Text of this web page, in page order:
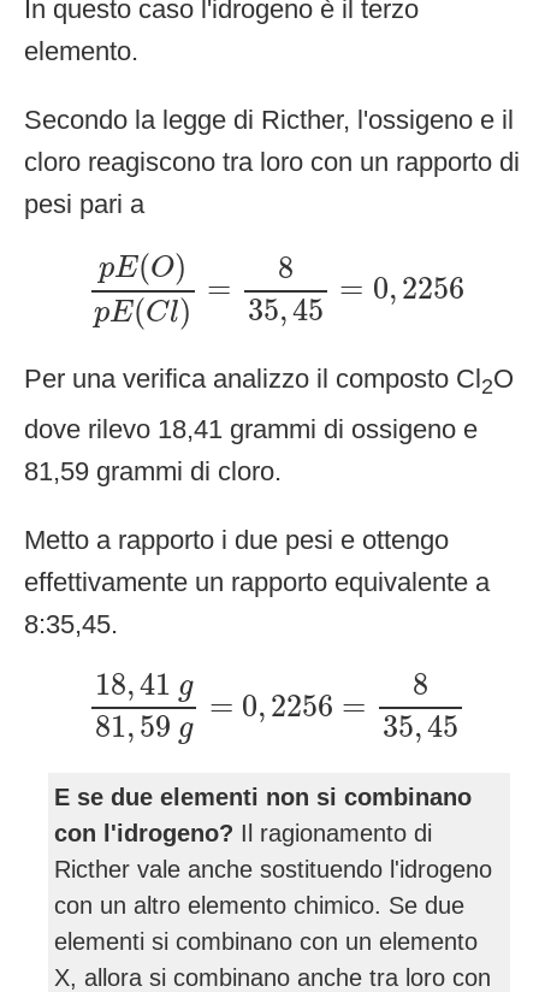
In questo caso l'idrogeno è il terzo
elemento.
Secondo la legge di Ricther, l'ossigeno e il
cloro reagiscono tra loro con un rapporto di
pesi pari a
pE(O)
pE(Cl)
=
8
35,45
= 0,2256
E(O)p 8
Per una verifica analizzo il composto Cl2O
dove rilevo 18,41 grammi di ossigeno e
81,59 grammi di cloro.
Metto a rapporto i due pesi e ottengo
effettivamente un rapporto equivalente a
8:35,45.
18,41 g
81,59 g
= 0,2256 =
8
35,45
18, 41g 81 835
E se due elementi non si combinano
con l'idrogeno? Il ragionamento di
Ricther vale anche sostituendo l'idrogeno
con un altro elemento chimico. Se due
elementi si combinano con un elemento
X, allora si combinano anche tra loro con